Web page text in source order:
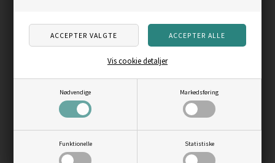
Nødvendige Markedsføring
Funktionelle Statistiske
Vis cookie detaljer
DKK
LÆS MERE
Sildebly blyfri
DKK
LÆS MERE